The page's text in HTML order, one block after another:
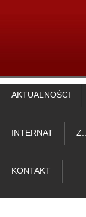
AKTUALNOŚCI
INTERNAT
KONTAKT